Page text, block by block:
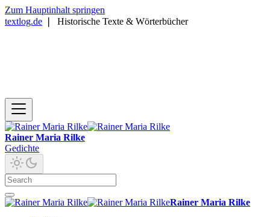
Zum Hauptinhalt springen
textlog.de
Historische Texte & Wörterbücher
Rainer Maria Rilke
Gedichte
Rainer Maria Rilke